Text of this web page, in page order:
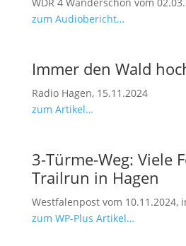
WDR 4 Wanderschön vom
zum Audiobericht…
Immer den Wald
Radio Hagen, 15.11.2024
zum Artikel…
3-Türme-Weg: Viele
Trailrun in Hagen
Westfalenpost vom 10.11.2024,
zum WP-Plus Artikel…